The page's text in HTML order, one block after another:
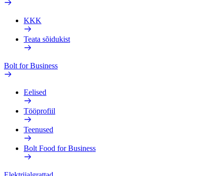
KKK
Teata sõidukist
Bolt for Business
Eelised
Tööprofiil
Teenused
Bolt Food for Business